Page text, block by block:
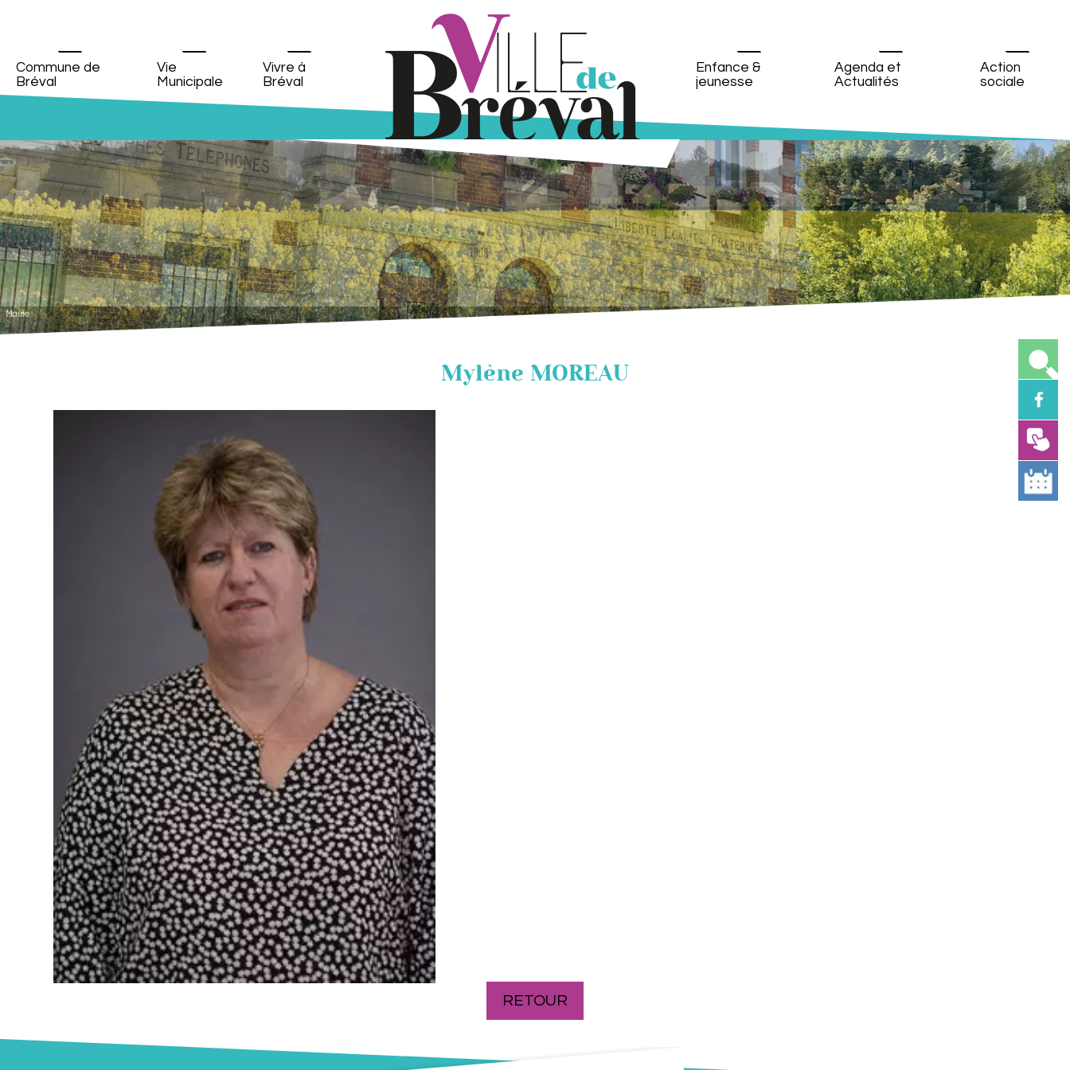
Commune de
Bréval
Vie
Municipale
Vivre à
Bréval
Enfance &
jeunesse
Agenda et
Actualités
Action
sociale
Mairie
Mylène MOREAU
RETOUR